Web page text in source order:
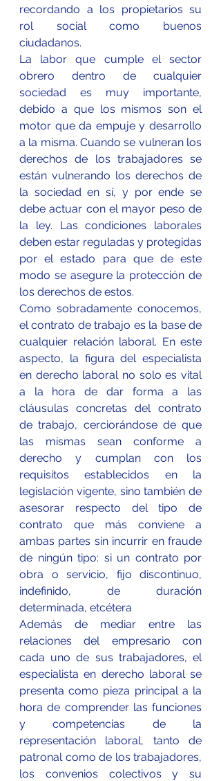
recordando a los propietarios su
rol social como buenos
ciudadanos.
La labor que cumple el sector
obrero dentro de cualquier
sociedad es muy importante,
debido a que los mismos son el
motor que da empuje y desarrollo
a la misma. Cuando se vulneran los
derechos de los trabajadores se
están vulnerando los derechos de
la sociedad en sí, y por ende se
debe actuar con el mayor peso de
la ley. Las condiciones laborales
deben estar reguladas y protegidas
por el estado para que de este
modo se asegure la protección de
los derechos de estos.
Como sobradamente conocemos,
el contrato de trabajo es la base de
cualquier relación laboral. En este
aspecto, la figura del especialista
en derecho laboral no solo es vital
a la hora de dar forma a las
cláusulas concretas del contrato
de trabajo, cerciorándose de que
las mismas sean conforme a
derecho y cumplan con los
requisitos establecidos en la
legislación vigente, sino también de
asesorar respecto del tipo de
contrato que más conviene a
ambas partes sin incurrir en fraude
de ningún tipo: si un contrato por
obra o servicio, fijo discontinuo,
indefinido, de duración
determinada, etcétera
Además de mediar entre las
relaciones del empresario con
cada uno de sus trabajadores, el
especialista en derecho laboral se
presenta como pieza principal a la
hora de comprender las funciones
y competencias de la
representación laboral, tanto de
patronal como de los trabajadores,
los convenios colectivos y su